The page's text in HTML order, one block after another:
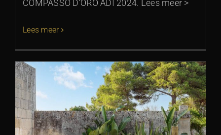
COMPASSO D’ORO ADI 2024. Lees meer >
Lees meer